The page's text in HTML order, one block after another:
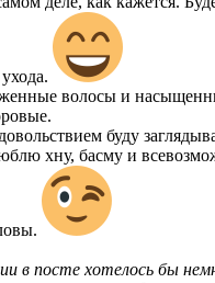
волосы и
буду
хну, басму и
в посте хотелось бы